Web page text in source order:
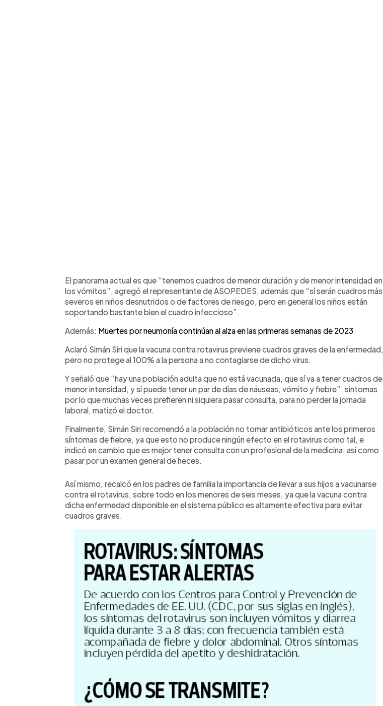
El panorama actual es que “tenemos cuadros de menor duración y de menor intensidad en
los vómitos”, agregó el representante de ASOPEDES, además que “sí serán cuadros más
severos en niños desnutridos o de factores de riesgo, pero en general los niños están
soportando bastante bien el cuadro infeccioso”.
Además: Muertes por neumonía continúan al alza en las primeras semanas de 2023
Aclaró Simán Siri que la vacuna contra rotavirus previene cuadros graves de la enfermedad,
pero no protege al 100% a la persona a no contagiarse de dicho virus.
Y señaló que “hay una población adulta que no está vacunada, que sí va a tener cuadros de
menor intensidad, y sí puede tener un par de días de náuseas, vómito y fiebre”, síntomas
por lo que muchas veces prefieren ni siquiera pasar consulta, para no perder la jornada
laboral, matizó el doctor.
Finalmente, Simán Siri recomendó a la población no tomar antibióticos ante los primeros
síntomas de fiebre, ya que esto no produce ningún efecto en el rotavirus como tal, e
indicó en cambio que es mejor tener consulta con un profesional de la medicina, así como
pasar por un examen general de heces.
Así mismo, recalcó en los padres de familia la importancia de llevar a sus hijos a vacunarse
contra el rotavirus, sobre todo en los menores de seis meses, ya que la vacuna contra
dicha enfermedad disponible en el sistema público es altamente efectiva para evitar
cuadros graves.